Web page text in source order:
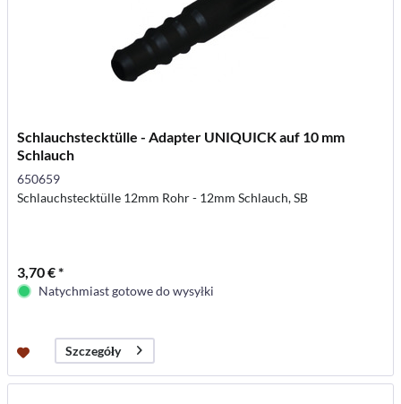
Schlauchstecktülle - Adapter UNIQUICK auf 10 mm
Schlauch
650659
Schlauchstecktülle 12mm Rohr - 12mm Schlauch, SB
3,70 € *
Natychmiast gotowe do wysyłki
Szczegóły